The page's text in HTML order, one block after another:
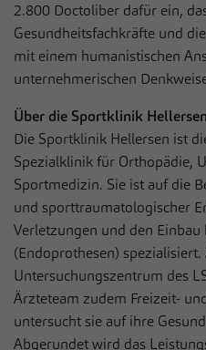
2.800 Doctoliber dafür ein,
Gesundheitsfachkräfte und
mit einem humanistischen
unternehmerischen
Über die Sportklinik Hellersen
Die Sportklinik Hellersen ist
Spezialklinik für Orthopädie,
Sportmedizin. Sie ist auf die
und sporttraumatologischer
Verletzungen und den
(Endoprothesen)
Untersuchungszentrum des
Ärzteteam zudem Freizeit-
untersucht sie auf ihre
Abgerundet wird das